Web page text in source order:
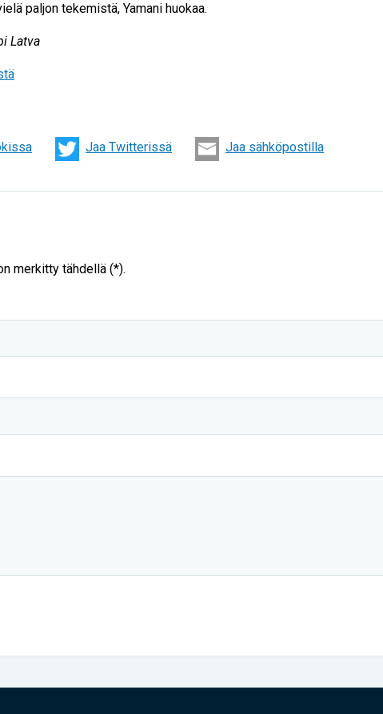
paljon tekemistä, Yamani huokaa.
Latva
Jaa Twitterissä Jaa sähköpostilla
merkitty tähdellä (*).